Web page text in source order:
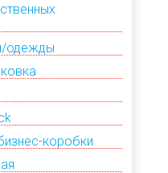
одежды
коробки